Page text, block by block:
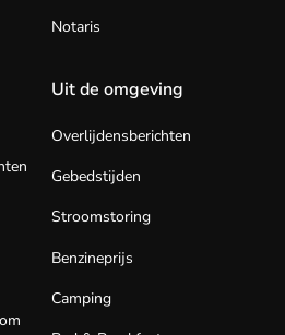
Notaris
Uit de omgeving
Overlijdensberichten
Gebedstijden
Stroomstoring
Benzineprijs
Camping